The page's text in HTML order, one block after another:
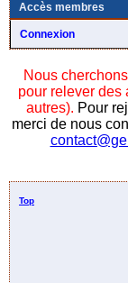
Accès membres
Connexion
Nous
pour relever des
autres). Pour
merci de nous
Top